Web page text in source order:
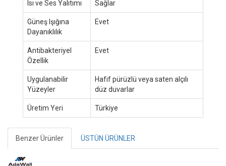
Isı ve Ses Yalıtımı Sağlar
Güneş Işığına
Dayanıklılık
Evet
Antibakteriyel
Özellik
Evet
Uygulanabilir
Yüzeyler
Hafif pürüzlü veya saten alçılı
düz duvarlar
Üretim Yeri Türkiye
Benzer Ürünler ÜSTÜN ÜRÜNLER